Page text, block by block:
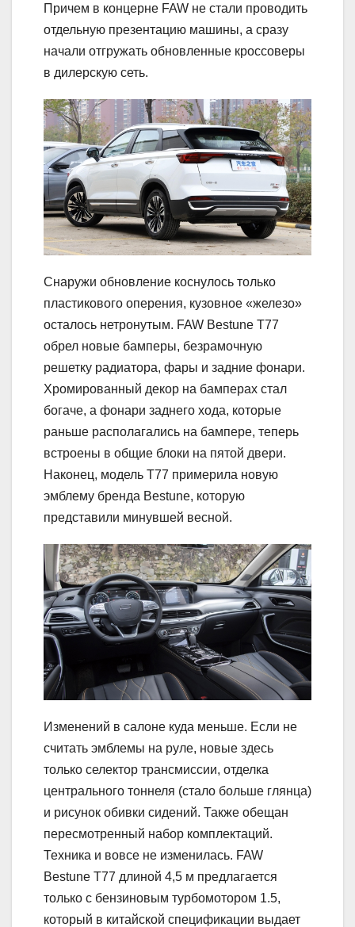
Причем в концерне FAW не стали проводить
отдельную презентацию машины, а сразу
начали отгружать обновленные кроссоверы
в дилерскую сеть.
Снаружи обновление коснулось только
пластикового оперения, кузовное «железо»
осталось нетронутым. FAW Bestune T77
обрел новые бамперы, безрамочную
решетку радиатора, фары и задние фонари.
Хромированный декор на бамперах стал
богаче, а фонари заднего хода, которые
раньше располагались на бампере, теперь
встроены в общие блоки на пятой двери.
Наконец, модель T77 примерила новую
эмблему бренда Bestune, которую
представили минувшей весной.
Изменений в салоне куда меньше. Если не
считать эмблемы на руле, новые здесь
только селектор трансмиссии, отделка
центрального тоннеля (стало больше глянца)
и рисунок обивки сидений. Также обещан
пересмотренный набор комплектаций.
Техника и вовсе не изменилась. FAW
Bestune T77 длиной 4,5 м предлагается
только с бензиновым турбомотором 1.5,
который в китайской спецификации выдает